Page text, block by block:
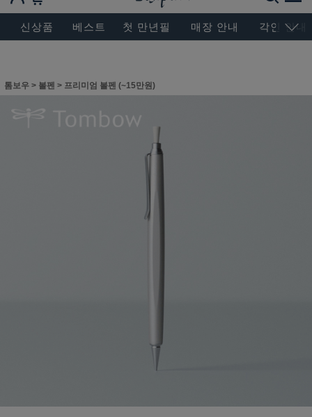
BESEN MASTERPIECE, SINCE 2004
신상품 베스트 첫 만년필 매장 안내 각인 안내
톰보우 > 볼펜 > 프리미엄 볼펜 (~15만원)